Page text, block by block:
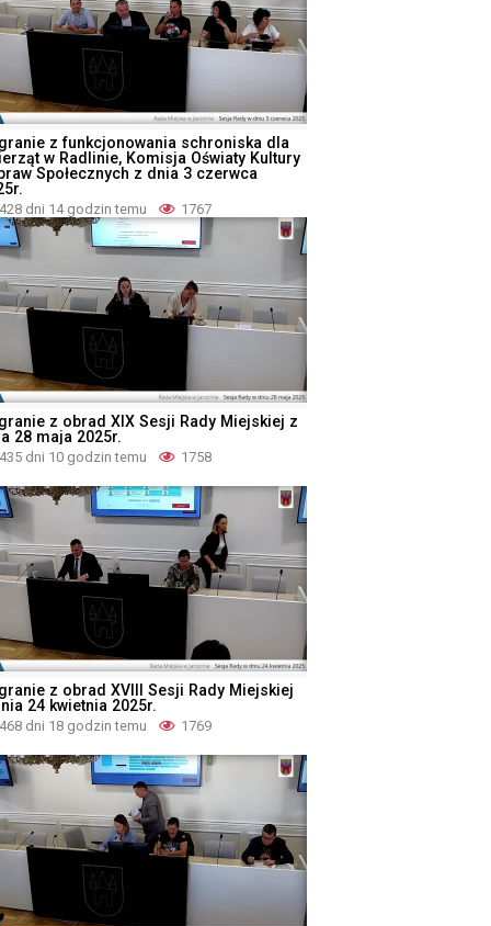
z funkcjonowania schroniska dla
w Radlinie, Komisja Oświaty Kultury
Społecznych z dnia 3 czerwca
428 dni 14 godzin temu 1767
z obrad XIX Sesji Rady Miejskiej z
28 maja 2025r.
435 dni 10 godzin temu 1758
z obrad XVIII Sesji Rady Miejskiej
24 kwietnia 2025r.
468 dni 18 godzin temu 1769